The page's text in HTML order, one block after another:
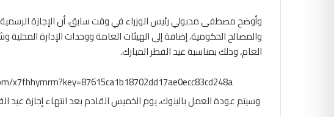
وأوضح مصطفى مدبولي رئيس الوزراء في وقت سابق، أن الإجازة
والمصالح الحكومية، إضافة إلى الهيئات العامة ووحدات الإدارة
العام، وذلك بمناسبة عيد الفطر المبارك.
وسيتم عودة العمل بالبنوك، يوم الخميس القادم بعد انتهاء إجازة عيد